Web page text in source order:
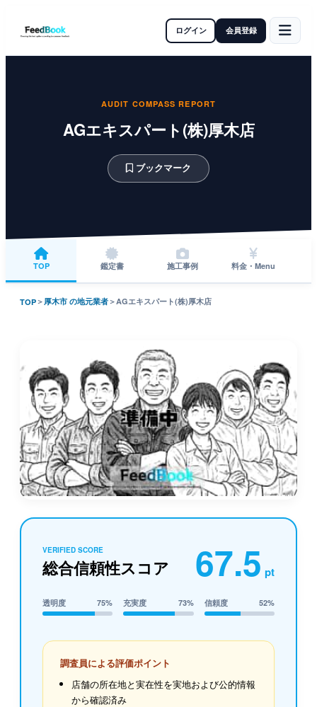
ログイン 会員登録
AUDIT COMPASS REPORT
AGエキスパート(株)厚木店
ブックマーク
TOP 鑑定書 施工事例 料金・Menu
TOP＞ 厚木市 の地元業者＞AGエキスパート(株)厚木店
VERIFIED SCORE
総合信頼性スコア 67.5 pt
透明度 75% 充実度 73% 信頼度 52%
調査員による評価ポイント
店舗の所在地と実在性を実地および公的情報
から確認済み